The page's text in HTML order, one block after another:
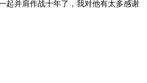
起并肩作战十年了，我对他有太多感谢